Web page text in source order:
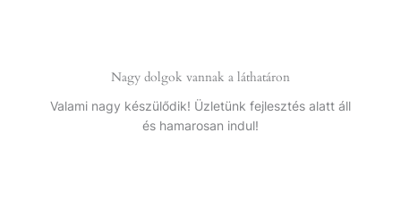
Nagy dolgok vannak a láthatáron
Valami nagy készülődik! Üzletünk fejlesztés alatt áll
és hamarosan indul!